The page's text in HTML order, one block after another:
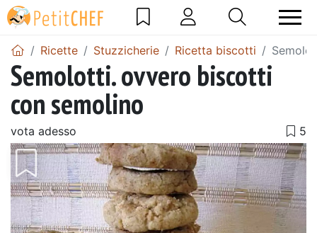
Ricette Stuzzicherie Ricetta biscotti
Semolotti. ovvero biscotti
con semolino
vota adesso